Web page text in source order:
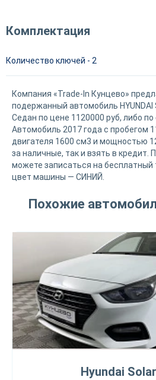
Комплектация
Количество ключей - 2
Компания «Trade-In Кунцево»
подержанный автомобиль HYUNDAI
Седан по цене 1120000 руб, либо
Автомобиль 2017 года с пробегом
двигателя 1600 см3 и мощностью
за наличные, так и взять в кредит.
можете записаться на
цвет машины — СИНИЙ.
Похожие
Hyundai